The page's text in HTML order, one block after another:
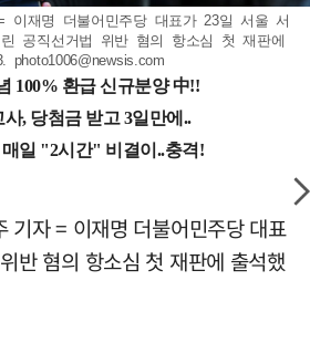
이재명 더불어민주당 대표가 23일 서울 서
공직선거법 위반 혐의 항소심 첫 재판에
photo1006@newsis.com
기자 = 이재명 더불어민주당 대표
반 혐의 항소심 첫 재판에 출석했